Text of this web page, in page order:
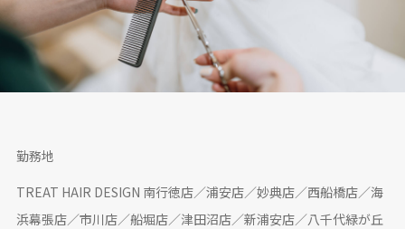
勤務地
TREAT HAIR DESIGN 南行徳店／浦安店／妙典店／西船橋店／海
浜幕張店／市川店／船堀店／津田沼店／新浦安店／八千代緑が丘